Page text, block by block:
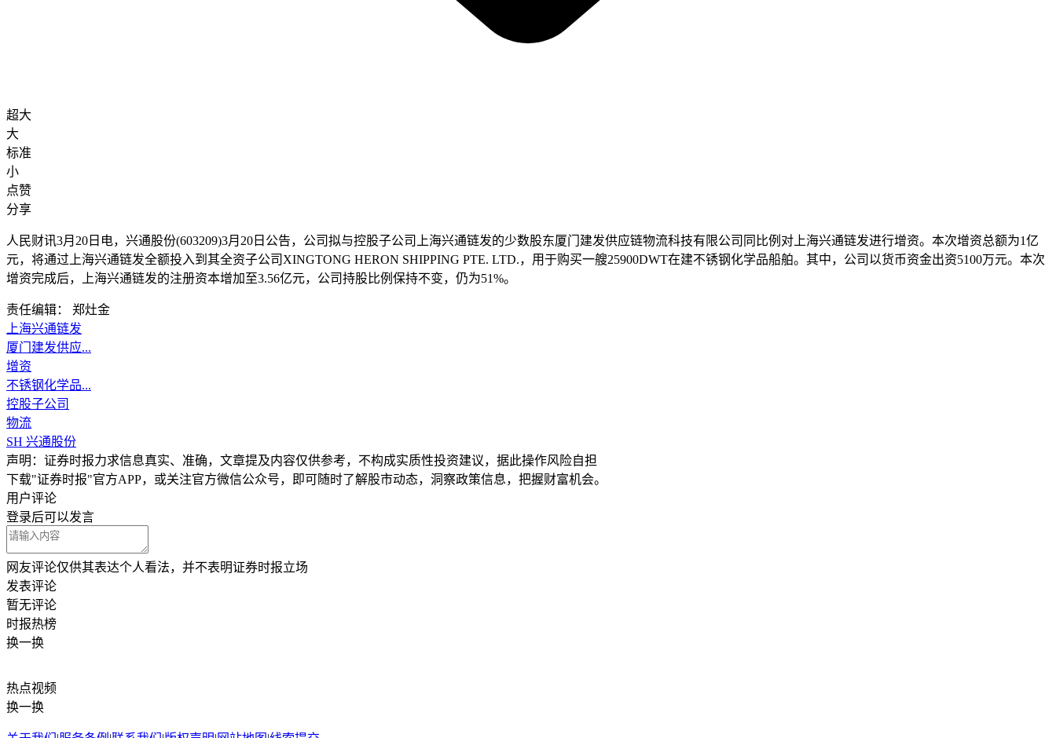
超大
大
标准
小
点赞
分享
人民财讯3月20日电， 兴通股份(603209)3月20日公告，公司拟与控股子公司上海兴通链发的少数股东厦门建发供应链物流科技有限公司同比例对上海兴通链发进行增资。本次增资总额为1亿
元，将通过上海兴通链发全额投入到其全资子公司XINGTONG HERON SHIPPING PTE. LTD.，用于购买一艘25900DWT在建不锈钢化学品船舶。其中，公司以货币资金出资5100万元。本次
增资完成后，上海兴通链发的注册资本增加至3.56亿元，公司持股比例保持不变，仍为51%。
责任编辑： 郑灶金
上海兴通链发
厦门建发供应...
增资
不锈钢化学品...
控股子公司
物流
SH 兴通股份
声明：证券时报力求信息真实、准确，文章提及内容仅供参考，不构成实质性投资建议，据此操作风险自担
下载"证券时报"官方APP，或关注官方微信公众号，即可随时了解股市动态，洞察政策信息，把握财富机会。
用户评论
登录后可以发言
网友评论仅供其表达个人看法，并不表明证券时报立场
发表评论
暂无评论
时报热榜
换一换
热点视频
换一换